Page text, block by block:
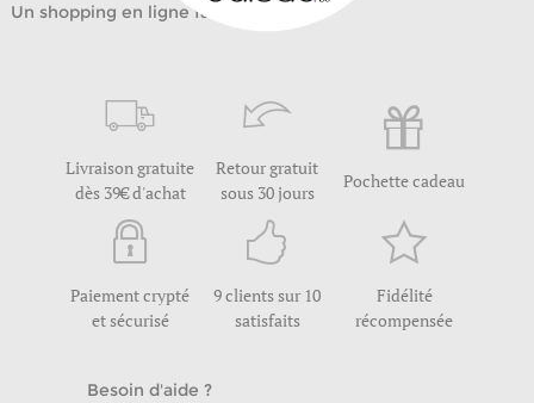
Un shopping en ligne facile
Livraison gratuite
dès 39€ d'achat
Retour gratuit
sous 30 jours
Pochette cadeau
Paiement crypté
et sécurisé
9 clients sur 10
satisfaits
Fidélité
récompensée
Besoin d'aide ?